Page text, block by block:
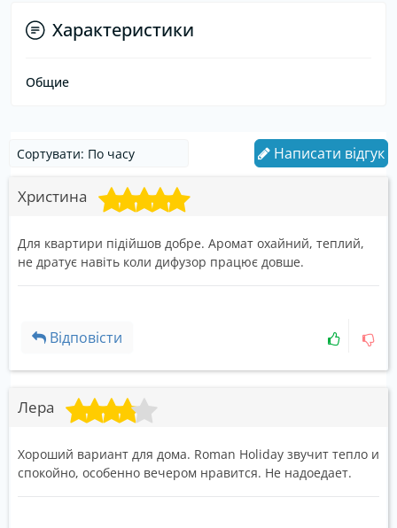
Характеристики
Общие
Написати відгук
Христина
Для квартири підійшов добре. Аромат охайний, теплий,
не дратує навіть коли дифузор працює довше.
Відповісти
Лера
Хороший вариант для дома. Roman Holiday звучит тепло и
спокойно, особенно вечером нравится. Не надоедает.